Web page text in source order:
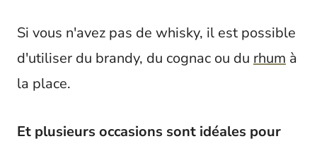
Si vous n'avez pas de whisky, il est possible
d'utiliser du brandy, du cognac ou du rhum à
la place.
Et plusieurs occasions sont idéales pour